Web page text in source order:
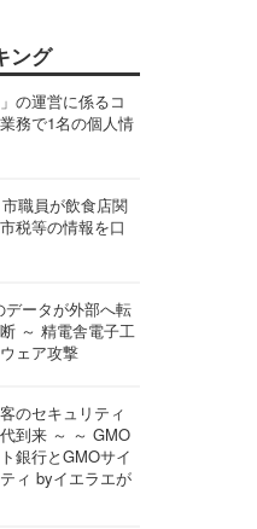
ング
の運営に係るコ
務で1名の個人情
職員が飲食店関
税等の情報を口
データが外部へ転
～ 精電舎電子工
ェア攻撃
のセキュリティ
到来 ～ ～ GMO
銀行とGMOサイ
ィ byイエラエが